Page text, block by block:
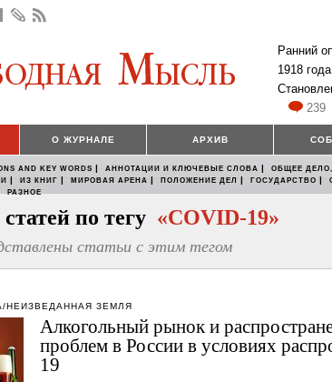
Ранний
1918 года
239
О ЖУРНАЛЕ АРХИВ
AND KEY WORDS | АННОТАЦИИ И КЛЮЧЕВЫЕ СЛОВА | ОБЩЕЕ
| ИЗ КНИГ | МИРОВАЯ АРЕНА | ПОЛОЖЕНИЕ ДЕЛ | ГОСУДАРСТВО |
РАЗНОЕ
по тегу «COVID-19»
статьи с этим тегом
НЕИЗВЕДАННАЯ ЗЕМЛЯ
Алкогольный рынок и
проблем в России в условиях
19